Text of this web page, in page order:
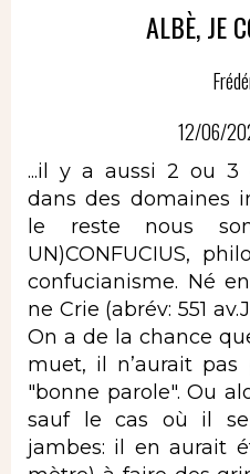
ALBÈ, JE
12/06/
...il y a aussi 2 ou 3
dans des domaines
le reste nous
UN)CONFUCIUS,
confucianisme. Né
ne Crie (abrév: 551
On a de la chance
muet, il n’aurait
"bonne parole". Ou
sauf le cas où il
jambes: il en aurait